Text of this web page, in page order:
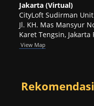
Jakarta (Virtual)
CityLoft Sudirman
Jl. KH. Mas Mansyur
Karet Tengsin, Jakarta
View Map